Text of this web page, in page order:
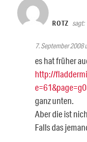
ROTZ sagt:
7. September 2008
es hat früher
http://
ganz unten.
Aber die ist
Falls das